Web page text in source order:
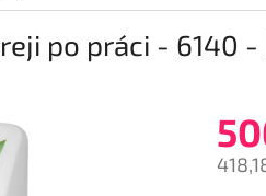
po práci - 6140 -